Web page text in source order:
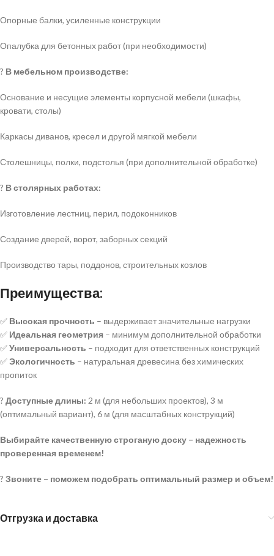
Опорные балки, усиленные конструкции
Опалубка для бетонных работ (при необходимости)
? В мебельном производстве:
Основание и несущие элементы корпусной мебели (шкафы,
кровати, столы)
Каркасы диванов, кресел и другой мягкой мебели
Столешницы, полки, подстолья (при дополнительной обработке)
? В столярных работах:
Изготовление лестниц, перил, подоконников
Создание дверей, ворот, заборных секций
Производство тары, поддонов, строительных козлов
Преимущества:
✅ Высокая прочность – выдерживает значительные нагрузки
✅ Идеальная геометрия – минимум дополнительной обработки
✅Универсальность – подходит для ответственных конструкций
✅Экологичность – натуральная древесина без химических
пропиток
? Доступные длины: 2 м (для небольших проектов), 3 м
(оптимальный вариант), 6 м (для масштабных конструкций)
Выбирайте качественную строганую доску – надежность
проверенная временем!
? Звоните – поможем подобрать оптимальный размер и объем!
Отгрузка и доставка